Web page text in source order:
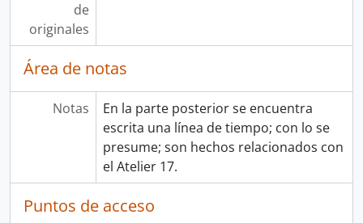
de
originales
Área de notas
Notas
En la parte posterior se encuentra
escrita una línea de tiempo; con lo se
presume; son hechos relacionados con
el Atelier 17.
Puntos de acceso